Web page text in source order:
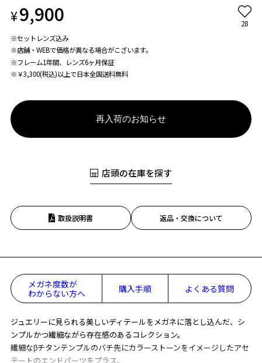
¥9,900 28
※セットレンズ込み
※店舗・WEBで価格が異なる場合がこざいます。
※フレーム1年間、レンズ6ヶ月保証
※￥3,300(税込)以上で日本全国送料無料
再入荷のお知らせ
店頭の在庫を探す
取扱説明書 返品・交換について
メガネ度数が
わからない方へ
購入手順 よくある質問
ジュエリーに見られる美しいディテールをメガネに落とし込んだ、シ
ンプルかつ繊細ながら存在感のあるコレクション。
繊細なβチタンテンプルのバチ先にカラーストーンをイメージしたアセ
テートのエンドパーツをプラス。